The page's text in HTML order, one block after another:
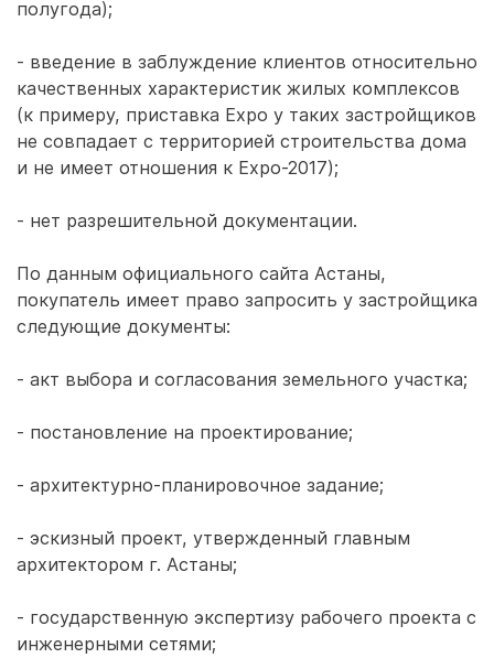
полугода);
- введение в заблуждение клиентов относительно
качественных характеристик жилых комплексов
(к примеру, приставка Expo у таких застройщиков
не совпадает с территорией строительства дома
и не имеет отношения к Expo-2017);
- нет разрешительной документации.
По данным официального сайта Астаны,
покупатель имеет право запросить у застройщика
следующие документы:
- акт выбора и согласования земельного участка;
- постановление на проектирование;
- архитектурно-планировочное задание;
- эскизный проект, утвержденный главным
архитектором г. Астаны;
- государственную экспертизу рабочего проекта с
инженерными сетями;